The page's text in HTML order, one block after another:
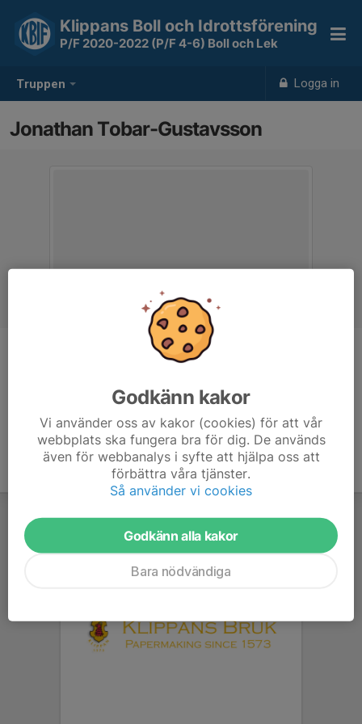
Truppen Logga in
Klippans Boll och Idrottsförening
P/F 2020-2022 (P/F 4-6) Boll och Lek
Jonathan Tobar-Gustavsson
Godkänn kakor
Vi använder oss av kakor (cookies) för att vår
webbplats ska fungera bra för dig. De används
även för webbanalys i syfte att hjälpa oss att
förbättra våra tjänster.
Så använder vi cookies
Godkänn alla kakor
Bara nödvändiga